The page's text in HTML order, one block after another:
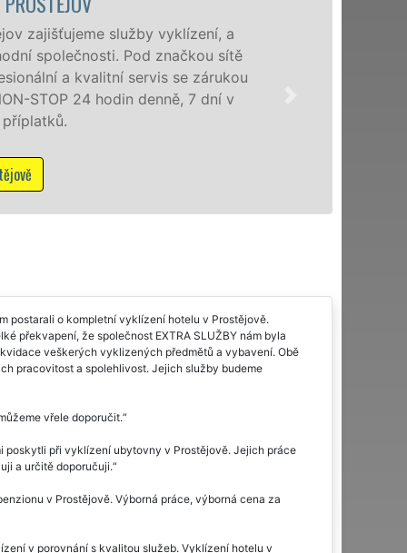
a
v
postarali o kompletní vyklízení hotelu v Prostějově.
překvapení, že společnost EXTRA SLUŽBY nám byla
veškerých vyklizených předmětů a vybavení. Obě
pracovitost a spolehlivost. Jejich služby budeme
vřele doporučit.
poskytli při vyklízení ubytovny v Prostějově. Jejich práce
a určitě doporučuji.
v Prostějově. Výborná práce, výborná cena za
v porovnání s kvalitou služeb. Vyklízení hotelu v